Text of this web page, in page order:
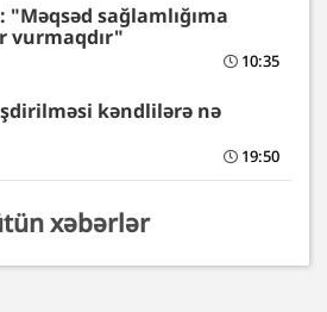
"Məqsəd sağlamlığıma
vurmaqdır"
10:35
kəndlilərə nə
19:50
xəbərlər